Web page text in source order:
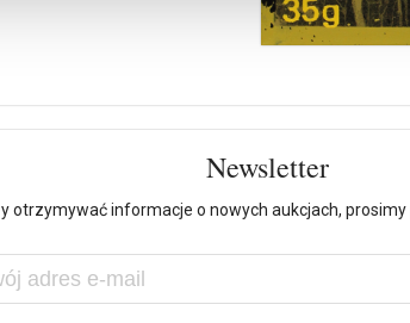
Newsletter
otrzymywać informacje o nowych aukcjach, prosimy